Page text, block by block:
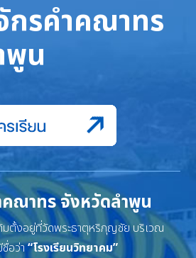
กรคำคณาทร
พูน
คณาทร จังหวัดลำพูน
มตั้งอยู่ที่วัดพระธาตุหริภุญชัย บริเวณ
อว่า“โรงเรียนวิทยาคม”